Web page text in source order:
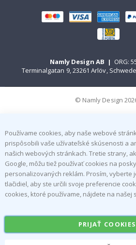
Namly Design AB | ORG:
Terminalgatan 9, 23261 Arlöv,
© Namly Design
Používame cookies, aby naše webové
prispôsobili vaše užívateľské skúsenosti a
našich webových stránkach. Tretie strany,
Google, môžu tiež používať cookies na
personalizovaných reklám. Prosím, vyberte
tlačidiel, aby ste určili svoje preferencie
cookies, ktoré používame, nájdete na našej
PRIJAŤ COOKIES